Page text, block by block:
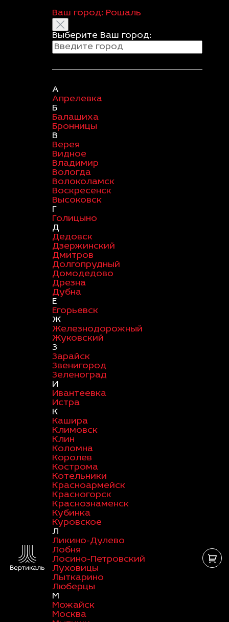
Ваш город: Рошаль
Выберите Ваш город:
А
Апрелевка
Б
Балашиха
Бронницы
В
Верея
Видное
Владимир
Вологда
Волоколамск
Воскресенск
Высоковск
Г
Голицыно
Д
Дедовск
Дзержинский
Дмитров
Долгопрудный
Домодедово
Дрезна
Дубна
Е
Егорьевск
Ж
Железнодорожный
Жуковский
З
Зарайск
Звенигород
Зеленоград
И
Ивантеевка
Истра
К
Кашира
Климовск
Клин
Коломна
Королев
Кострома
Котельники
Красноармейск
Красногорск
Краснознаменск
Кубинка
Куровское
Л
Ликино-Дулево
Лобня
Лосино-Петровский
Луховицы
Лыткарино
Люберцы
М
Можайск
Москва